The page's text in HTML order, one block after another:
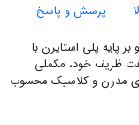
پرسش و پاسخ
بر پایه پلی استایرن با
ظریف خود، مکملی
مدرن و کلاسیک محسوب